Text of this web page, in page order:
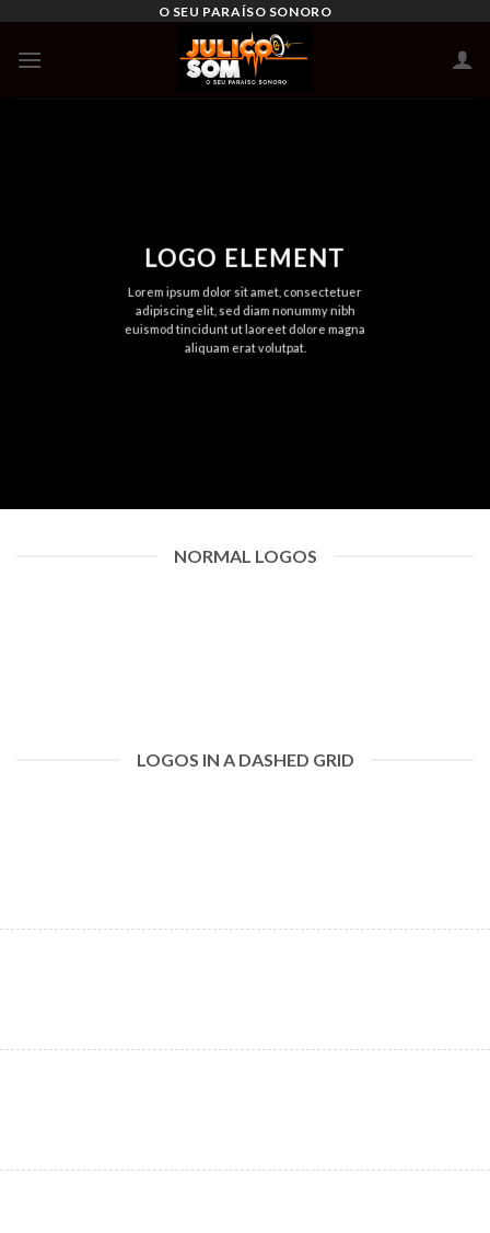
content
O SEU PARAÍSO SONORO
LOGO ELEMENT
Lorem ipsum dolor sit amet, consectetuer
adipiscing elit, sed diam nonummy nibh
euismod tincidunt ut laoreet dolore magna
aliquam erat volutpat.
NORMAL LOGOS
LOGOS IN A DASHED GRID